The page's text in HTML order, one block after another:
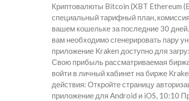
Криптовалюты Bitcoin (XBT Ethereum
специальный тарифный план,
вашем кошельке за последние 30
вам необходимо сгенерировать пару
приложение Kraken доступно для
Свою прибыль рассматриваемая
войти в личный кабинет на бирже
действия: Откройте страницу
приложение для Android и iOS, 10:10